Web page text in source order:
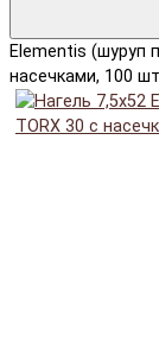
Elementis (шуруп
насечками, 100 шт